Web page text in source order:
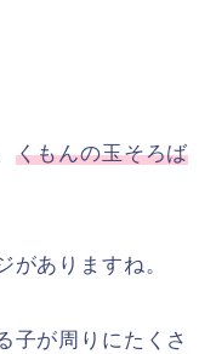
くもんの玉そろば
がありますね。
子が周りにたくさ